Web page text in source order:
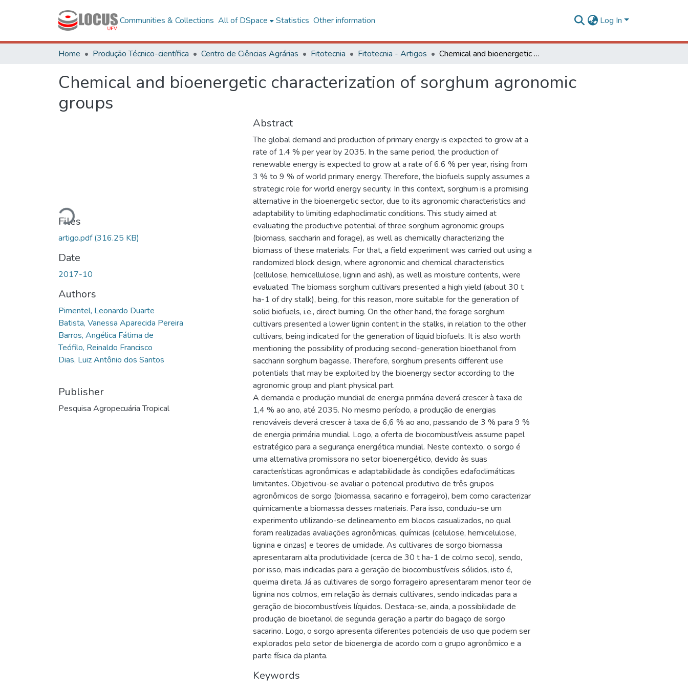
Communities & Collections All of DSpace Statistics Other information Log In
Home Produção Técnico-científica Centro de Ciências Agrárias Fitotecnia Fitotecnia - Artigos Chemical and bioenergetic characterization of sorghum agronomic groups
Chemical and bioenergetic characterization of sorghum agronomic
groups
Loading...
Files
artigo.pdf(316.25 KB)
Date
2017-10
Authors
Pimentel, Leonardo Duarte
Batista, Vanessa Aparecida Pereira
Barros, Angélica Fátima de
Teófilo, Reinaldo Francisco
Dias, Luiz Antônio dos Santos
Publisher
Pesquisa Agropecuária Tropical
Abstract
The global demand and production of primary energy is expected to grow at a
rate of 1.4 % per year by 2035. In the same period, the production of
renewable energy is expected to grow at a rate of 6.6 % per year, rising from
3 % to 9 % of world primary energy. Therefore, the biofuels supply assumes a
strategic role for world energy security. In this context, sorghum is a promising
alternative in the bioenergetic sector, due to its agronomic characteristics and
adaptability to limiting edaphoclimatic conditions. This study aimed at
evaluating the productive potential of three sorghum agronomic groups
(biomass, saccharin and forage), as well as chemically characterizing the
biomass of these materials. For that, a field experiment was carried out using a
randomized block design, where agronomic and chemical characteristics
(cellulose, hemicellulose, lignin and ash), as well as moisture contents, were
evaluated. The biomass sorghum cultivars presented a high yield (about 30 t
ha-1 of dry stalk), being, for this reason, more suitable for the generation of
solid biofuels, i.e., direct burning. On the other hand, the forage sorghum
cultivars presented a lower lignin content in the stalks, in relation to the other
cultivars, being indicated for the generation of liquid biofuels. It is also worth
mentioning the possibility of producing second-generation bioethanol from
saccharin sorghum bagasse. Therefore, sorghum presents different use
potentials that may be exploited by the bioenergy sector according to the
agronomic group and plant physical part.
A demanda e produção mundial de energia primária deverá crescer à taxa de
1,4 % ao ano, até 2035. No mesmo período, a produção de energias
renováveis deverá crescer à taxa de 6,6 % ao ano, passando de 3 % para 9 %
de energia primária mundial. Logo, a oferta de biocombustíveis assume papel
estratégico para a segurança energética mundial. Neste contexto, o sorgo é
uma alternativa promissora no setor bioenergético, devido às suas
características agronômicas e adaptabilidade às condições edafoclimáticas
limitantes. Objetivou-se avaliar o potencial produtivo de três grupos
agronômicos de sorgo (biomassa, sacarino e forrageiro), bem como caracterizar
quimicamente a biomassa desses materiais. Para isso, conduziu-se um
experimento utilizando-se delineamento em blocos casualizados, no qual
foram realizadas avaliações agronômicas, químicas (celulose, hemicelulose,
lignina e cinzas) e teores de umidade. As cultivares de sorgo biomassa
apresentaram alta produtividade (cerca de 30 t ha-1 de colmo seco), sendo,
por isso, mais indicadas para a geração de biocombustíveis sólidos, isto é,
queima direta. Já as cultivares de sorgo forrageiro apresentaram menor teor de
lignina nos colmos, em relação às demais cultivares, sendo indicadas para a
geração de biocombustíveis líquidos. Destaca-se, ainda, a possibilidade de
produção de bioetanol de segunda geração a partir do bagaço de sorgo
sacarino. Logo, o sorgo apresenta diferentes potenciais de uso que podem ser
explorados pelo setor de bioenergia de acordo com o grupo agronômico e a
parte física da planta.
Keywords